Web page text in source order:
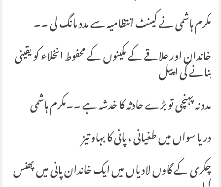
مکرم ہاشمی نے کینٹ انتظامیہ سے مدد مانگ لی ۔۔
خاندان اور علاقے کے مکینوں کے محفوط انخلاء کو یقینی
بنانے کی اپیل
مدد نہ پہنچی تو بڑے حادثہ کا خدشہ ہے ۔۔مکرم ہاشمی
دریا سواں میں طغیانی ، پانی کا بہاو تیز
چکری کے گاوں لادیاں میں ایک خاندان پانی میں پھنس